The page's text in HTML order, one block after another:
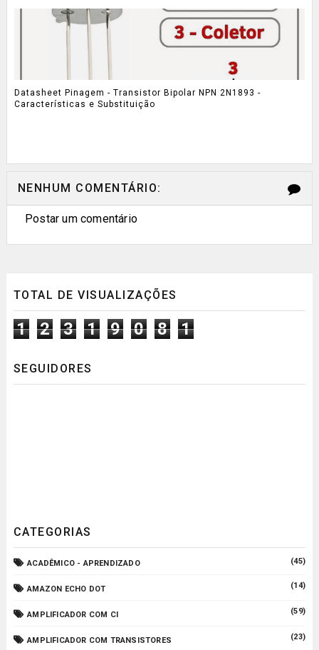
Datasheet Pinagem - Transistor Bipolar NPN 2N1893 -
Características e Substituição
NENHUM COMENTÁRIO:
Postar um comentário
TOTAL DE VISUALIZAÇÕES
1 2 3 1 9 0 8 1
SEGUIDORES
CATEGORIAS
ACADÊMICO - APRENDIZADO (45)
AMAZON ECHO DOT (14)
AMPLIFICADOR COM CI (59)
AMPLIFICADOR COM TRANSISTORES (23)